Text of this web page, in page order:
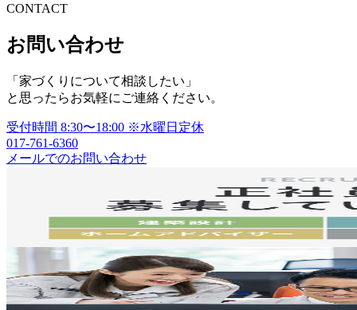
ナ
ビ
ー
シ
ョ
ン
CONTACT
お問い合わせ
「家づくりについて相談したい」
と思ったらお気軽にご連絡ください。
受付時間 8:30〜18:00 ※水曜日定休
017-761-6360
メールでのお問い合わせ